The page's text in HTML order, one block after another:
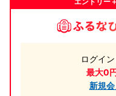
ログイ
最大0
新規